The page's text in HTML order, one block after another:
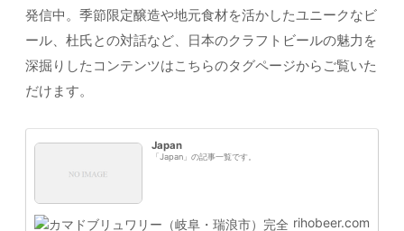
発信中。季節限定醸造や地元食材を活かしたユニークなビ
ール、杜氏との対話など、日本のクラフトビールの魅力を
深掘りしたコンテンツはこちらのタグページからご覧いた
だけます。
Japan
「Japan」の記事一覧です。
rihobeer.com